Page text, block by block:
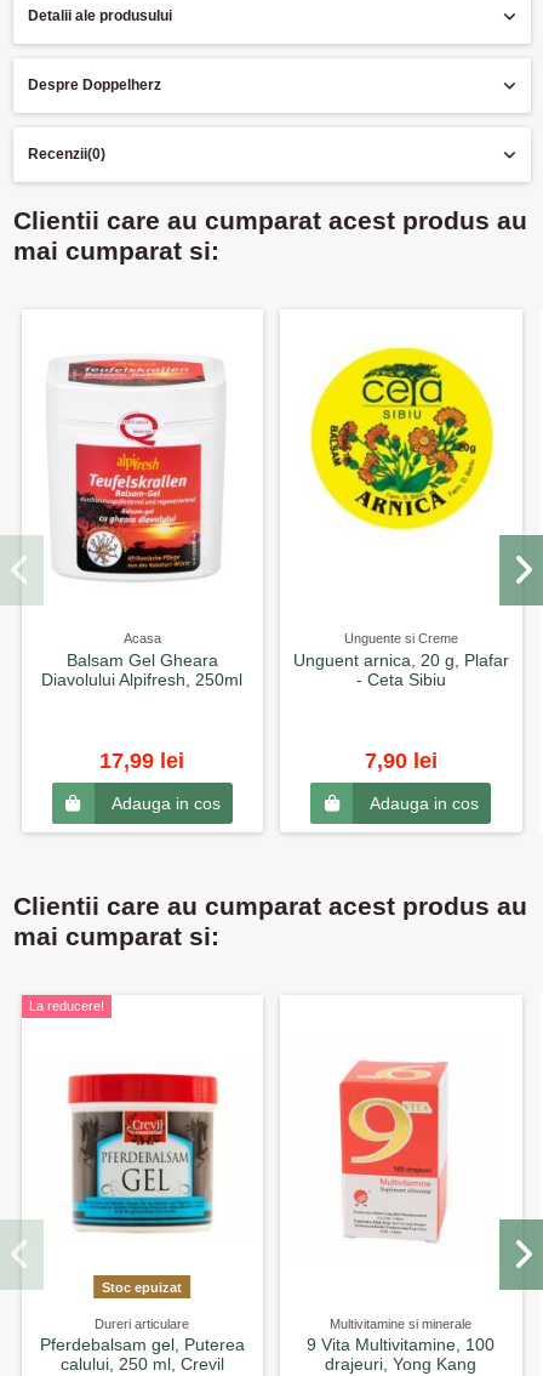
Detalii ale produsului
Despre Doppelherz
Recenzii(0)
Clientii care au cumparat acest produs au
mai cumparat si:
Acasa
Balsam Gel Gheara
Diavolului Alpifresh, 250ml
17,99 lei
Adauga in cos
Unguente si Creme
Unguent arnica, 20 g, Plafar
- Ceta Sibiu
7,90 lei
Adauga in cos
Clientii care au cumparat acest produs au
mai cumparat si:
La reducere!
Stoc epuizat
Dureri articulare
Pferdebalsam gel, Puterea
calului, 250 ml, Crevil
Multivitamine si minerale
9 Vita Multivitamine, 100
drajeuri, Yong Kang